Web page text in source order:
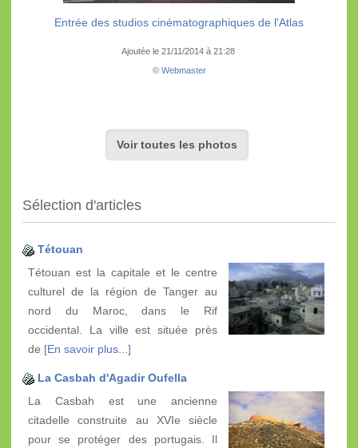
Entrée des studios cinématographiques de l'Atlas
Ajoutée le 21/11/2014 à 21:28
© Webmaster
Voir toutes les photos
Sélection d'articles
Tétouan
Tétouan est la capitale et le centre
culturel de la région de Tanger au
nord du Maroc, dans le Rif
occidental. La ville est située près
de [En savoir plus...]
La Casbah d'Agadir Oufella
La Casbah est une ancienne
citadelle construite au XVIe siècle
pour se protéger des portugais. Il